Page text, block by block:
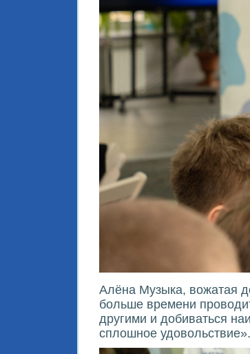
Алёна Музыка, вожатая
больше времени
другими и добиваться
сплошное удовольствие».